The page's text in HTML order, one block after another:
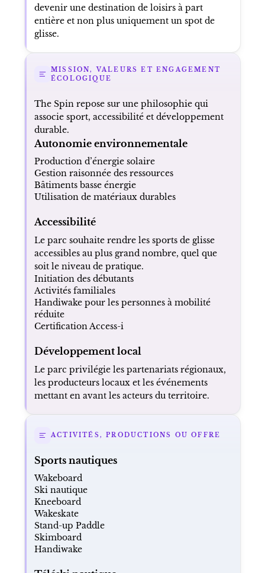
devenir une destination de loisirs à part
entière et non plus uniquement un spot de
glisse.
MISSION, VALEURS ET ENGAGEMENT
ÉCOLOGIQUE
The Spin repose sur une philosophie qui
associe sport, accessibilité et développement
durable.
Autonomie environnementale
Production d’énergie solaire
Gestion raisonnée des ressources
Bâtiments basse énergie
Utilisation de matériaux durables
Accessibilité
Le parc souhaite rendre les sports de glisse
accessibles au plus grand nombre, quel que
soit le niveau de pratique.
Initiation des débutants
Activités familiales
Handiwake pour les personnes à mobilité
réduite
Certification Access-i
Développement local
Le parc privilégie les partenariats régionaux,
les producteurs locaux et les événements
mettant en avant les acteurs du territoire.
ACTIVITÉS, PRODUCTIONS OU OFFRE
Sports nautiques
Wakeboard
Ski nautique
Kneeboard
Wakeskate
Stand-up Paddle
Skimboard
Handiwake